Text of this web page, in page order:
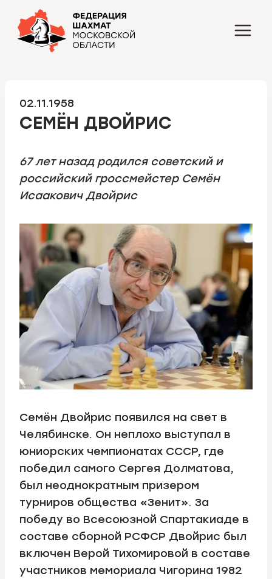
Перейти
содержимому
02.11.1958
СЕМЁН ДВОЙРИС
67 лет назад родился советский и
российский гроссмейстер Семён
Исаакович Двойрис
Семён Двойрис появился на свет в
Челябинске. Он неплохо выступал в
юниорских чемпионатах СССР, где
победил самого Сергея Долматова,
был неоднократным призером
турниров общества «Зенит». За
победу во Всесоюзной Спартакиаде в
составе сборной РСФСР Двойрис был
включен Верой Тихомировой в составе
участников мемориала Чигорина 1982